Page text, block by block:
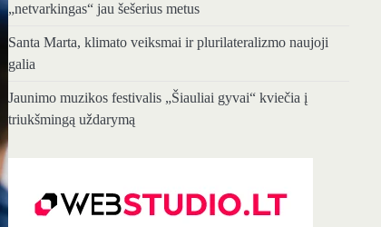
„netvarkingas“ jau šešerius metus
Santa Marta, klimato veiksmai ir plurilateralizmo naujoji
galia
Jaunimo muzikos festivalis „Šiauliai gyvai“ kviečia į
triukšmingą uždarymą